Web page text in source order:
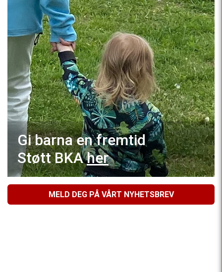
Gi barna en fremtid
Støtt BKAher
MELD DEG PÅ VÅRT NYHETSBREV